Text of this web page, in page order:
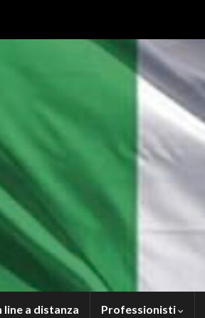
line a distanza Professionisti